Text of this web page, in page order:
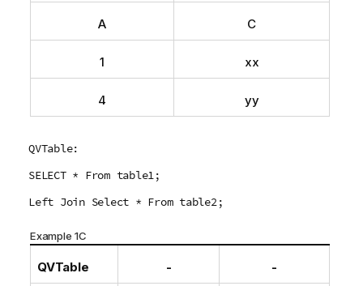
A C
1 xx
4 yy
QVTable:
SELECT * From table1;
Left Join Select * From table2;
Example 1C
QVTable - -